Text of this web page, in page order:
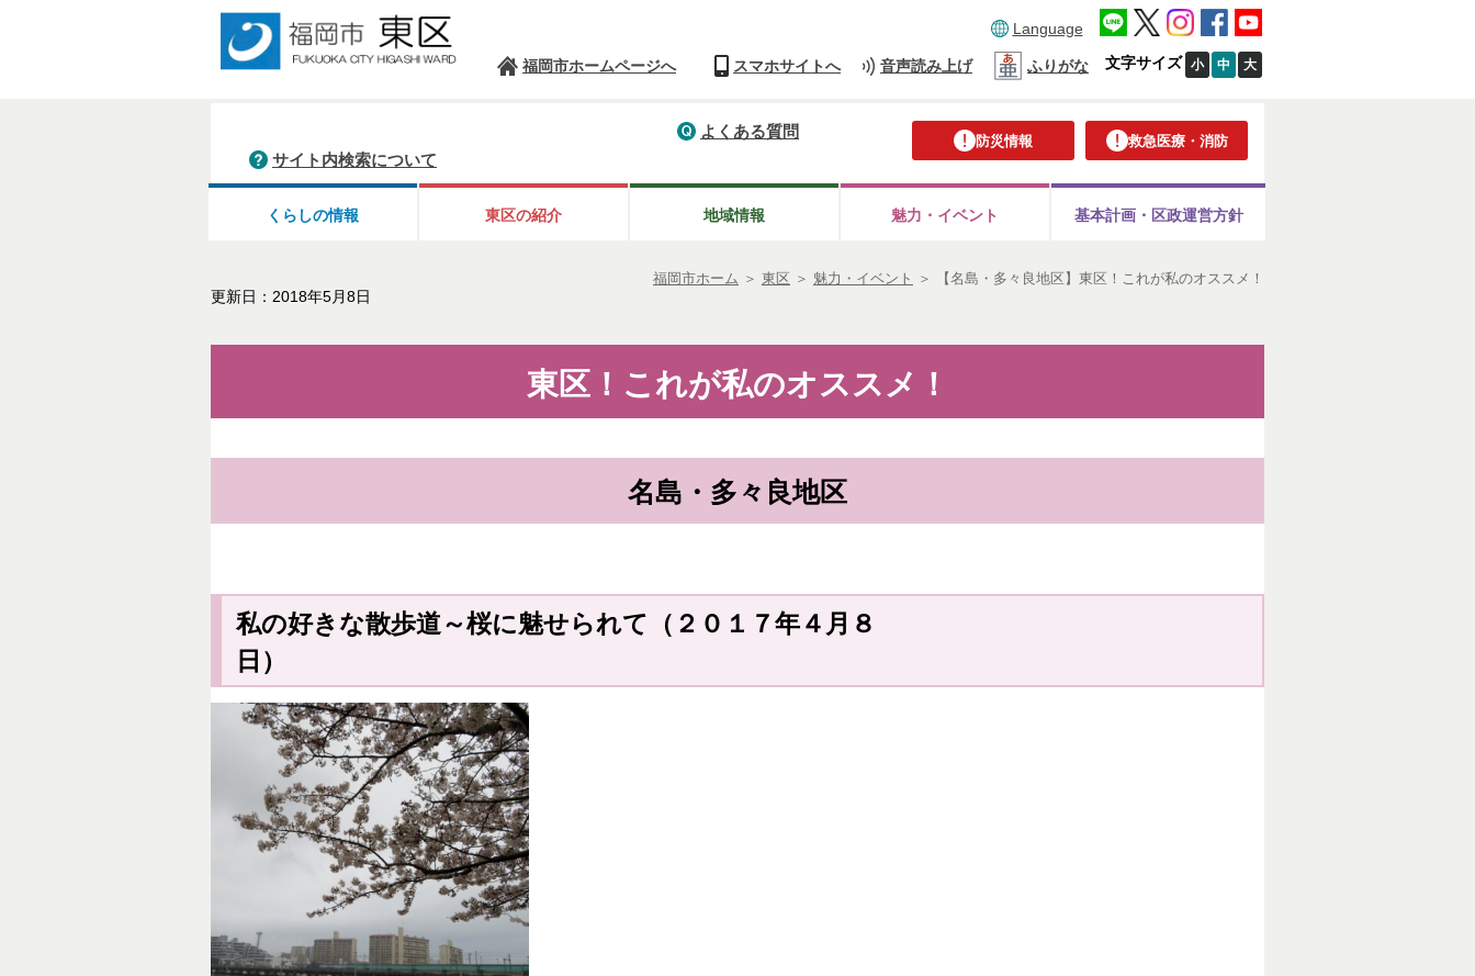
Language
福岡市ホームページへ スマホサイトへ 音声読み上げ ふりがな 文字サイズ 小 中 大
防災情報 救急医療・消防
よくある質問
サイト内検索について
くらしの情報 東区の紹介 地域情報 魅力・イベント 基本計画・ 区政運営方針
福岡市ホーム ＞ 東区 ＞ 魅力・イベント ＞
【名島・多々良地区】東区！これが私のオススメ！
更新日：2018年5月8日
東区！これが私のオススメ！
名島・多々良地区
私の好きな散歩道～桜に魅せられて（２０１７年４月８
日）